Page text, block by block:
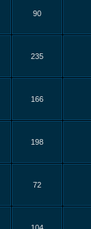
90
235
166
198
72